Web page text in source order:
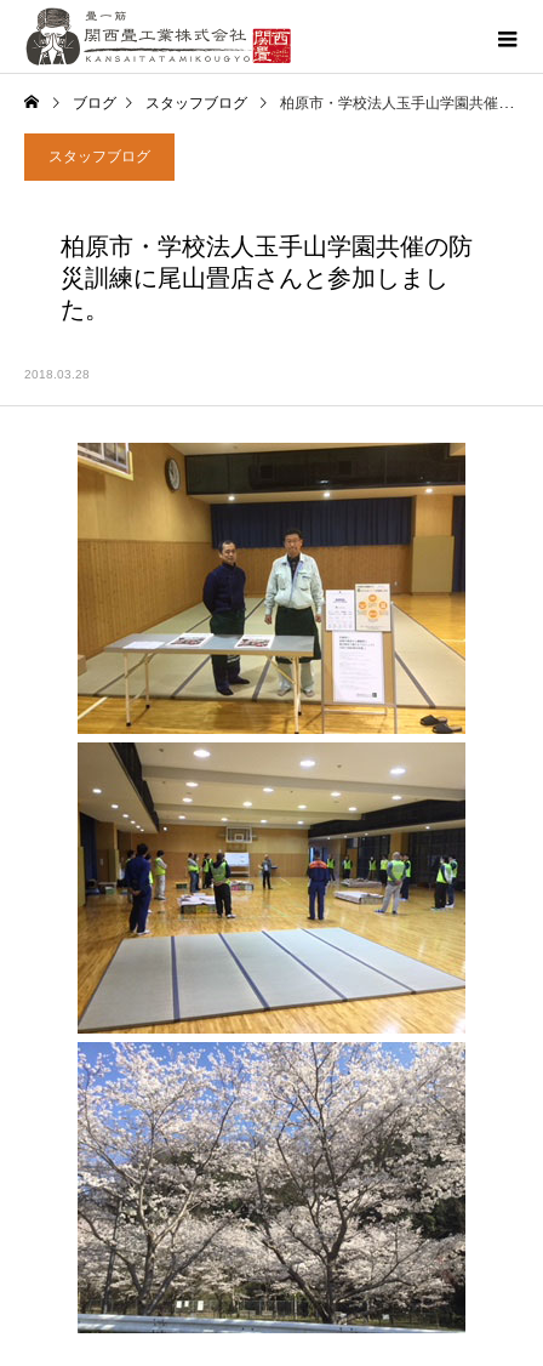
ブログ スタッフブログ 柏原市・学校法人玉手山学園共催の防災訓練に尾山畳店さんと参加しました。
スタッフブログ
柏原市・学校法人玉手山学園共催の防
災訓練に尾山畳店さんと参加しまし
た。
2018.03.28